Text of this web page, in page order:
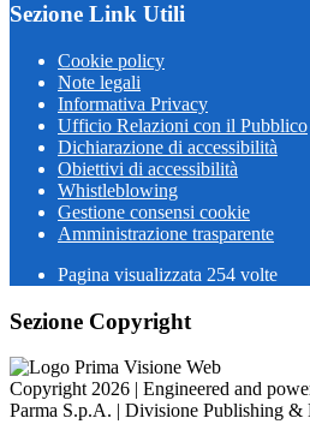
Sezione Link Utili
Cookie policy
Note legali
Informativa Privacy
Ufficio Relazioni con il Pubblico
Dichiarazione di accessibilità
Obiettivi di accessibilità
Whistleblowing
Gestione consensi cookie
Amministrazione trasparente
Pagina visualizzata 254 volte
Sezione Copyright
Copyright 2026 | Engineered and
Parma S.p.A. | Divisione Publishing &